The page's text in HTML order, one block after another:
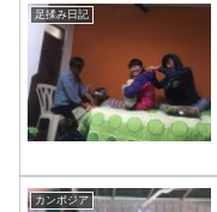
足揉み日記
カンボジア